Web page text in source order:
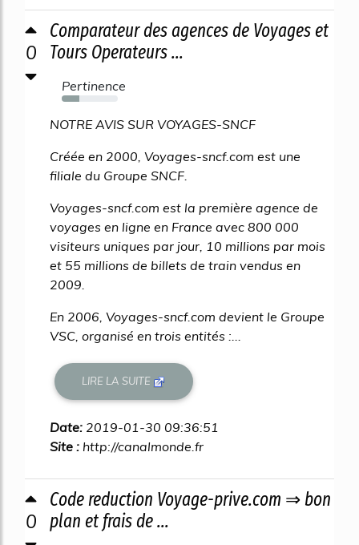
0
Comparateur des agences de Voyages et
Tours Operateurs ...
Pertinence
32%
NOTRE AVIS SUR VOYAGES-SNCF
Créée en 2000, Voyages-sncf.com est une
filiale du Groupe SNCF.
Voyages-sncf.com est la première agence de
voyages en ligne en France avec 800 000
visiteurs uniques par jour, 10 millions par mois
et 55 millions de billets de train vendus en
2009.
En 2006, Voyages-sncf.com devient le Groupe
VSC, organisé en trois entités :...
LIRE LA SUITE
Date: 2019-01-30 09:36:51
Site : http://canalmonde.fr
0
Code reduction Voyage-prive.com ⇒ bon
plan et frais de ...